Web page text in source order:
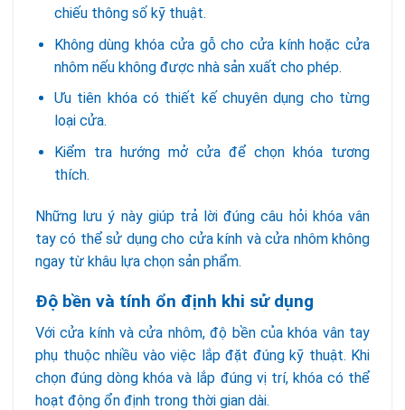
chiếu thông số kỹ thuật.
Không dùng khóa cửa gỗ cho cửa kính hoặc cửa
nhôm nếu không được nhà sản xuất cho phép.
Ưu tiên khóa có thiết kế chuyên dụng cho từng
loại cửa.
Kiểm tra hướng mở cửa để chọn khóa tương
thích.
Những lưu ý này giúp trả lời đúng câu hỏi khóa vân
tay có thể sử dụng cho cửa kính và cửa nhôm không
ngay từ khâu lựa chọn sản phẩm.
Độ bền và tính ổn định khi sử dụng
Với cửa kính và cửa nhôm, độ bền của khóa vân tay
phụ thuộc nhiều vào việc lắp đặt đúng kỹ thuật. Khi
chọn đúng dòng khóa và lắp đúng vị trí, khóa có thể
hoạt động ổn định trong thời gian dài.